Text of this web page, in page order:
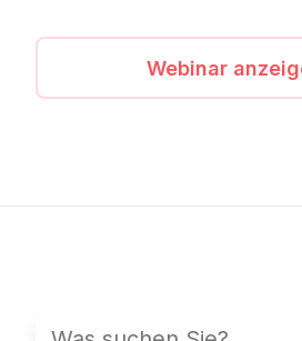
Webinar